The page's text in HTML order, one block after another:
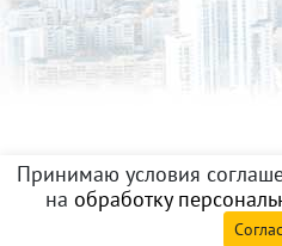
Принимаю условия
на обработку